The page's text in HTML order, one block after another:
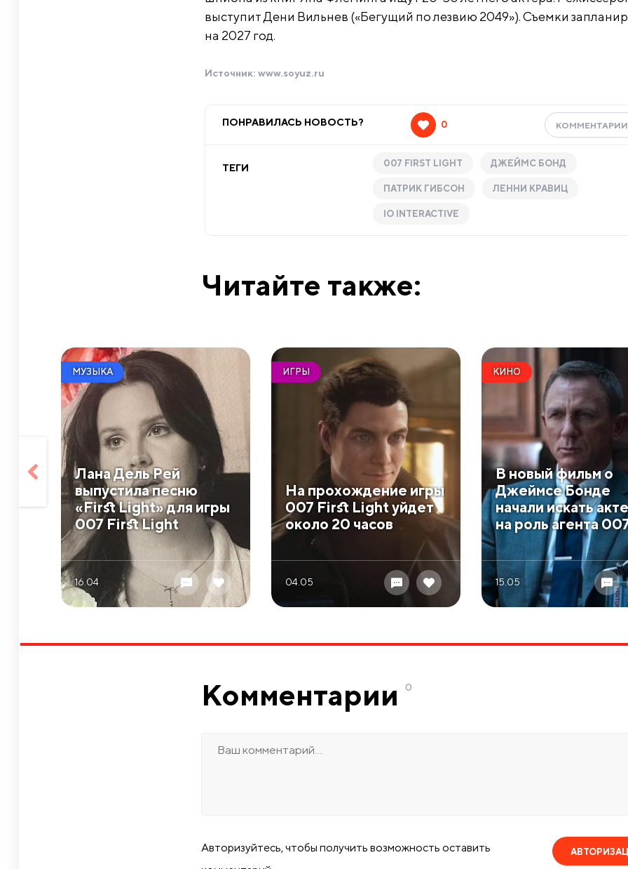
выступит Дени Вильнев («Бегущий по лезвию 2049»). Съемки
на 2027 год.
Источник: www.soyuz.ru
ПОНРАВИЛАСЬ НОВОСТЬ? 0 КОММЕНТАРИИ
ТЕГИ 007 FIRST LIGHT ДЖЕЙМС БОНД
ПАТРИК ГИБСОН ЛЕННИ КРАВИЦ
IO INTERACTIVE
Читайте также:
МУЗЫКА
Лана Дель Рей
выпустила песню
«First Light» для игры
007 First Light
16.04
ИГРЫ
На прохождение игры
007 First Light уйдет
около 20 часов
04.05
КИНО
В новый фильм о
Джеймсе Бонде
начали искать
на роль агента
15.05
Комментарии 0
Авторизуйтесь, чтобы получить возможность оставить